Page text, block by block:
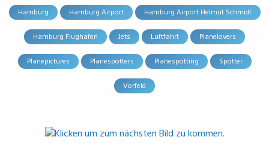
Hamburg Hamburg Airport Hamburg Airport Helmut Schmidt
Hamburg Flughafen Jets Luftfahrt Planelovers
Planepictures Planespotters Planespotting Spotter
Vorfeld